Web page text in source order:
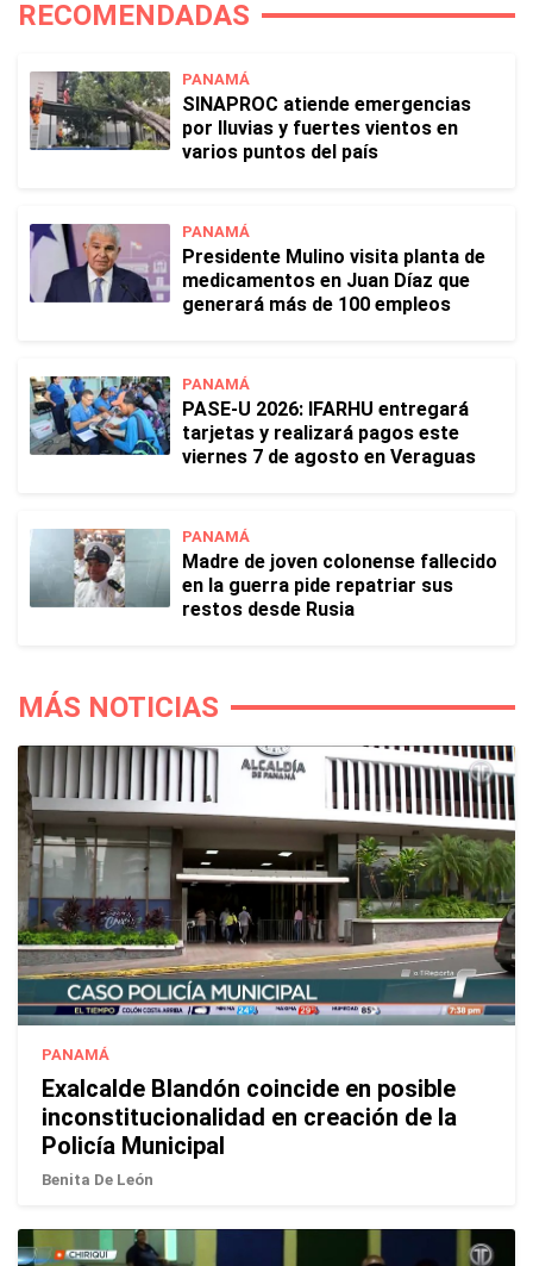
RECOMENDADAS
PANAMÁ
SINAPROC atiende emergencias
por lluvias y fuertes vientos en
varios puntos del país
PANAMÁ
Presidente Mulino visita planta de
medicamentos en Juan Díaz que
generará más de 100 empleos
PANAMÁ
PASE-U 2026: IFARHU entregará
tarjetas y realizará pagos este
viernes 7 de agosto en Veraguas
PANAMÁ
Madre de joven colonense fallecido
en la guerra pide repatriar sus
restos desde Rusia
MÁS NOTICIAS
PANAMÁ
Exalcalde Blandón coincide en posible
inconstitucionalidad en creación de la
Policía Municipal
Benita De León